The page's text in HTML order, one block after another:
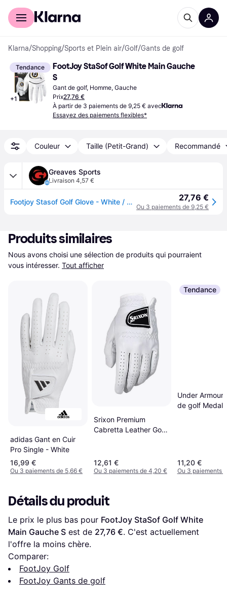
Acheter avec Klarna
Klarna/Shopping/Sports et Plein air/Golf/Gants de golf
Tendance
+1
FootJoy StaSof Golf White Main Gauche
S
Gant de golf, Homme, Gauche
Prix27,76 €
À partir de 3 paiements de 9,25 € avec
Essayez des paiements flexibles*
Couleur Taille (Petit-Grand) Recommandé
Greaves Sports
Livraison 4,57 €
Footjoy Stasof Golf Glove - White / Small / Left Hand 27,76 €
Ou 3 paiements de 9,25 €
Produits similaires
Nous avons choisi une sélection de produits qui pourraient
vous intéresser. Tout afficher
adidas Gant en Cuir
Pro Single - White
16,99 €
Ou 3 paiements de 5,66 €
Srixon Premium
Cabretta Leather Golf
12,61 €
Ou 3 paiements de 4,20 €
Tendance
Under Armour
de golf Medal
11,20 €
Ou 3 paiements
Détails du produit
Le prix le plus bas pour FootJoy StaSof Golf White
Main Gauche S est de 27,76 €. C'est actuellement
l'offre la moins chère.
Comparer:
FootJoy Golf
FootJoy Gants de golf